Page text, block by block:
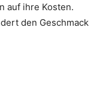
auf ihre Kosten.
den Geschmack